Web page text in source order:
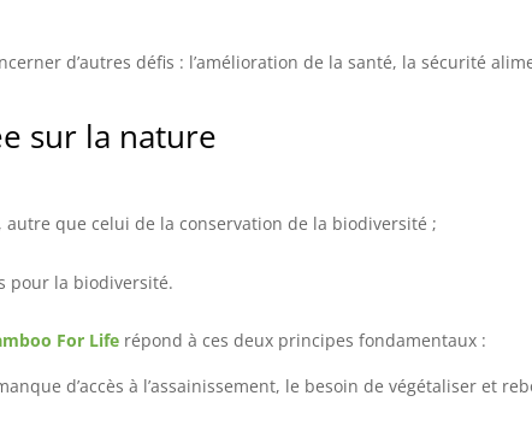
d’autres défis : l’amélioration de la santé, la sécurité
sur la nature
que celui de la conservation de la biodiversité ;
pour la biodiversité.
For Life répond à ces deux principes fondamentaux :
d’accès à l’assainissement, le besoin de végétaliser et